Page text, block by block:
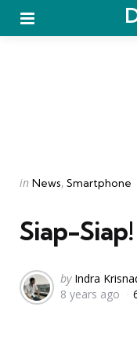
Categories
Posted
in News Smartphone
Siap-
Posted
by
by Indra
8 years ago